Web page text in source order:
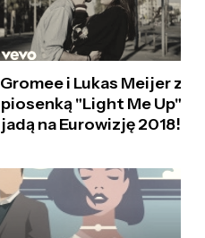
Gromee i Lukas Meijer z
piosenką "Light Me Up"
jadą na Eurowizję 2018!